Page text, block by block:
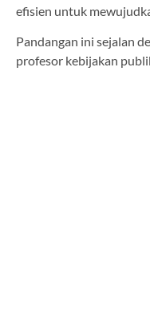
efisien untuk
Pandangan ini sejalan
profesor kebijakan